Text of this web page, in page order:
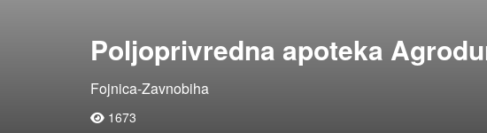
Poljoprivredna apoteka
Fojnica-Zavnobiha
1673